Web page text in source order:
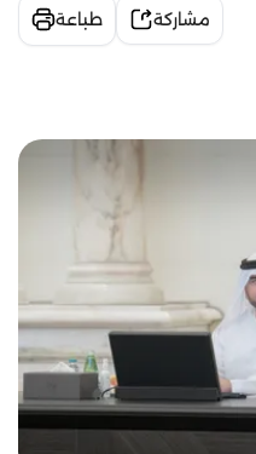
مشاركة طباعة